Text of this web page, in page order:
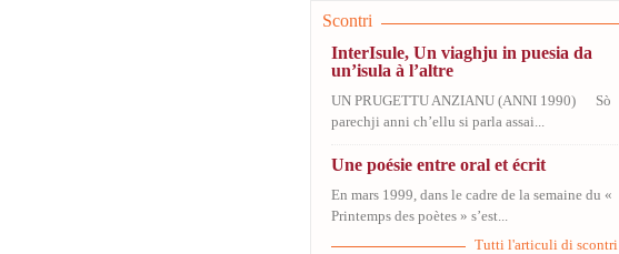
Scontri
InterIsule, Un viaghju in puesia da
un’isula à l’altre
UN PRUGETTU ANZIANU (ANNI 1990) Sò
parechji anni ch’ellu si parla assai...
Une poésie entre oral et écrit
En mars 1999, dans le cadre de la semaine du «
Printemps des poètes » s’est...
Tutti l'articuli di scontri